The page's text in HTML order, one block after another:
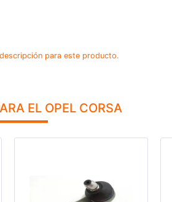
para este producto.
EL OPEL CORSA